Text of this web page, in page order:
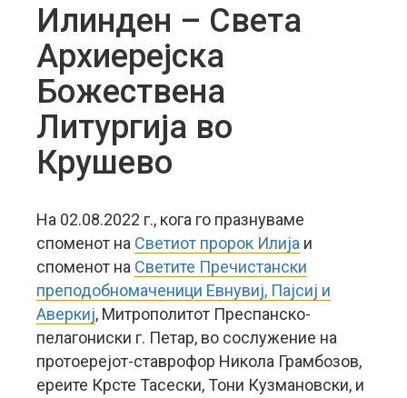
Илинден – Света
Архиерејска
Божествена
Литургија во
Крушево
На 02.08.2022 г., кога го празнуваме
споменот на Светиот пророк Илија и
споменот на Светите Пречистански
преподобномаченици Евнувиј, Пајсиј и
Аверкиј, Митрополитот Преспанско-
пелагониски г. Петар, во сослужение на
протоерејот-ставрофор Никола Грамбозов,
ереите Крсте Тасески, Тони Кузмановски, и